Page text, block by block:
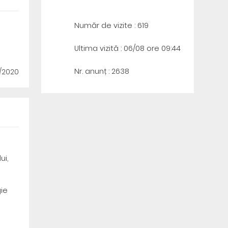
Număr de vizite : 619
Ultima vizită : 06/08 ore 09:44
Nr. anunț : 2638